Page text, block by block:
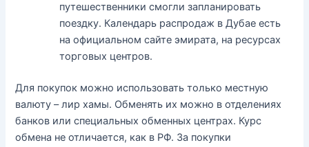
путешественники смогли запланировать
поездку. Календарь распродаж в Дубае есть
на официальном сайте эмирата, на ресурсах
торговых центров.
Для покупок можно использовать только местную
валюту – лир хамы. Обменять их можно в отделениях
банков или специальных обменных центрах. Курс
обмена не отличается, как в РФ. За покупки